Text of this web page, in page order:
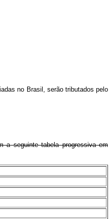
no Brasil, serão tributados pelo
a seguinte tabela progressiva em